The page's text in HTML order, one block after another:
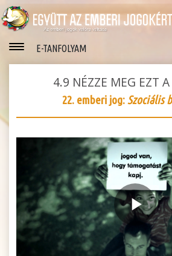
E-TANFOLYAM
4.9 NÉZZE MEG EZT
22. emberi jog:Szociális
Play